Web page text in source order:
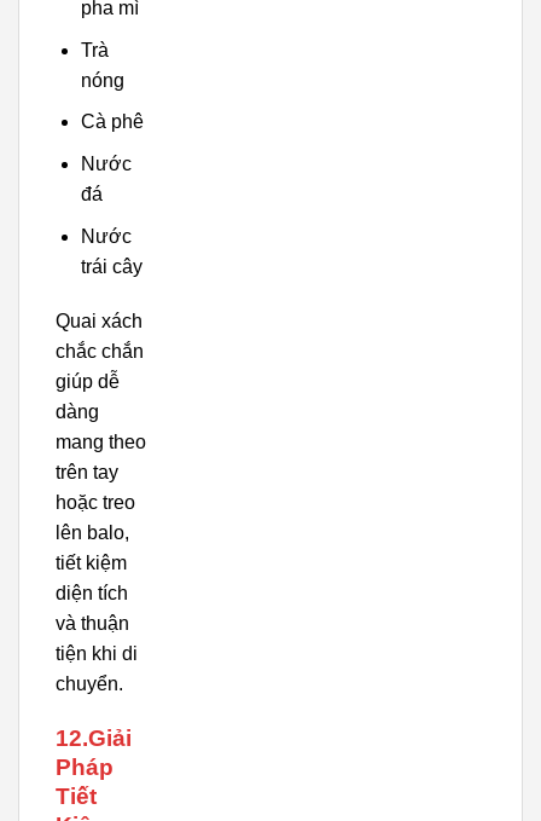
pha mì
Trà
nóng
Cà phê
Nước
đá
Nước
trái cây
Quai xách
chắc chắn
giúp dễ
dàng
mang theo
trên tay
hoặc treo
lên balo,
tiết kiệm
diện tích
và thuận
tiện khi di
chuyển.
12.Giải
Pháp
Tiết